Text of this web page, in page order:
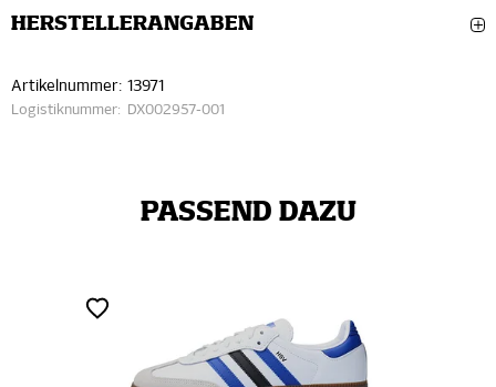
HERSTELLERANGABEN
Artikelnummer: 13971
Logistiknummer: DX002957-001
PASSEND DAZU